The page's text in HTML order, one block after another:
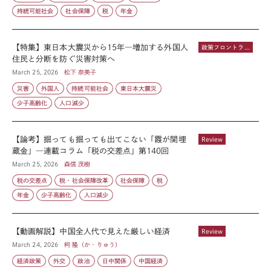
持続可能社会 社会保障 税 年金
政策フロントライン
【特集】東日本大震災から15年―増加する外国人
住民と分断を防ぐ災害対策へ
March 25, 2026 松下 奈美子
災害 外国人 持続可能社会 東日本大震災
少子高齢化 人口減少
Review
【論考】掘っても掘っても出てこない「霞が関埋
蔵金」―連載コラム「税の交差点」第140回
March 25, 2026 森信 茂樹
税の交差点 税・社会保障改革 社会保障 税
年金 少子高齢化 人口減少
Review
【動画解説】中国全人代で見えた厳しい経済
March 24, 2026 柯 隆（か・りゅう）
経済政策 外交 政治 日中関係 中国経済